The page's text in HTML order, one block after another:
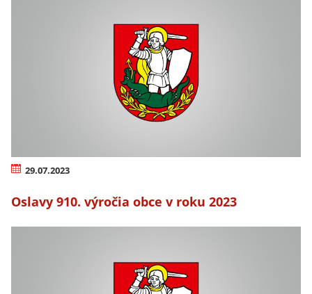
29.07.2023
Oslavy 910. výročia obce v roku 2023